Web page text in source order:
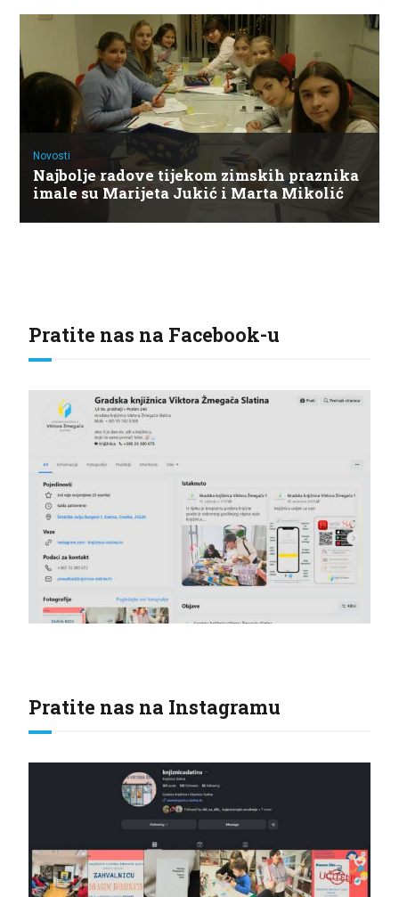
Novosti
Najbolje radove tijekom zimskih praznika
imale su Marijeta Jukić i Marta Mikolić
Pratite nas na Facebook-u
Pratite nas na Instagramu